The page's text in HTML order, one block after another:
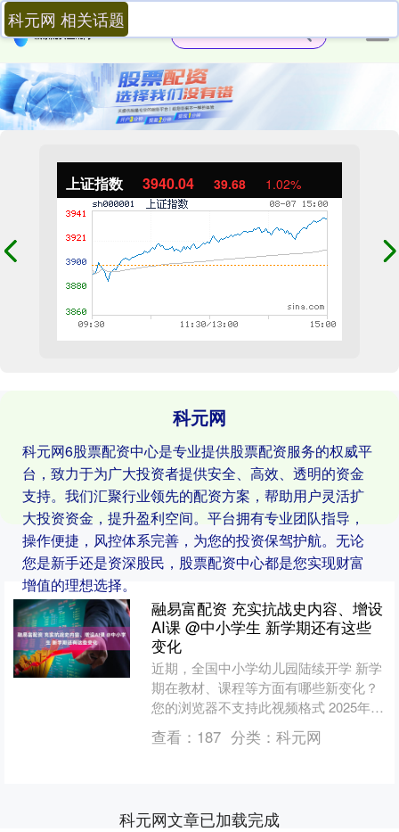
上证指数 3940.04 39.68 1.02%
科元网
科元网6股票配资中心是专业提供股票配资服务的权威平
台，致力于为广大投资者提供安全、高效、透明的资金
支持。我们汇聚行业领先的配资方案，帮助用户灵活扩
大投资资金，提升盈利空间。平台拥有专业团队指导，
操作便捷，风控体系完善，为您的投资保驾护航。无论
您是新手还是资深股民，股票配资中心都是您实现财富
增值的理想选择。
科元网 相关话题
融易富配资 充实抗战史内容、增设
AI课 @中小学生 新学期还有这些
变化
近期，全国中小学幼儿园陆续开学 新学
期在教材、课程等方面有哪些新变化？
您的浏览器不支持此视频格式 2025年秋
季开学，修订后的八年级义务教育历史
统编教材首次与....
查看： 187 分类： 科元网
科元网文章已加载完成